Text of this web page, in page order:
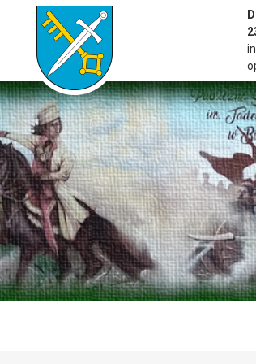
przejść do strony głównej serwisu